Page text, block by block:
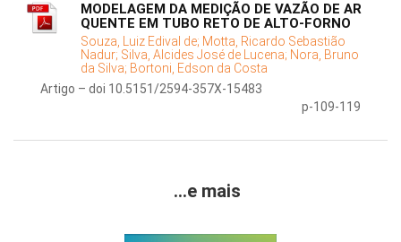
MODELAGEM DA MEDIÇÃO DE VAZÃO DE AR
QUENTE EM TUBO RETO DE ALTO-FORNO
Souza, Luiz Edival de; Motta, Ricardo Sebastião
Nadur; Silva, Alcides José de Lucena; Nora, Bruno
da Silva; Bortoni, Edson da Costa
Artigo – doi 10.5151/2594-357X-15483
p-109-119
...e mais